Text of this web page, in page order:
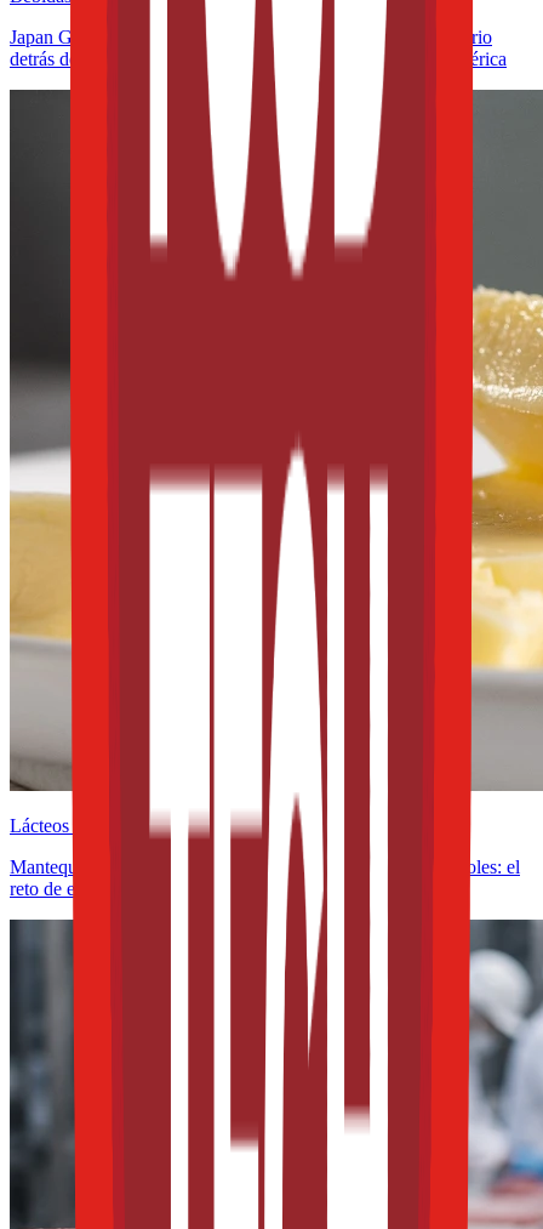
Japan Geographical Indication aplicada al té: el giro regulatorio
detrás del matcha y lo que significa para México y Latinoamérica
Lácteos y derivados
Mantequillas y untables funcionales con omega-3 y fitoesteroles: el
reto de estabilidad frente a la oxidación